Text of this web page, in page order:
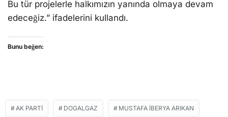
Bu tür projelerle halkımızın yanında olmaya devam
edeceğiz.” ifadelerini kullandı.
Bunu beğen:
AK PARTI DOGALGAZ MUSTAFA İBERYA ARIKAN